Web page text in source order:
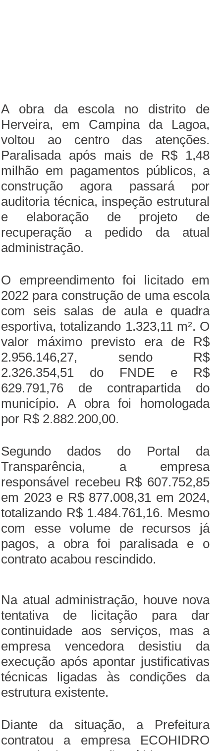
A obra da escola no distrito de
Herveira, em Campina da Lagoa,
voltou ao centro das atenções.
Paralisada após mais de R$ 1,48
milhão em pagamentos públicos, a
construção agora passará por
auditoria técnica, inspeção estrutural
e elaboração de projeto de
recuperação a pedido da atual
administração.
O empreendimento foi licitado em
2022 para construção de uma escola
com seis salas de aula e quadra
esportiva, totalizando 1.323,11 m². O
valor máximo previsto era de R$
2.956.146,27, sendo R$
2.326.354,51 do FNDE e R$
629.791,76 de contrapartida do
município. A obra foi homologada
por R$ 2.882.200,00.
Segundo dados do Portal da
Transparência, a empresa
responsável recebeu R$ 607.752,85
em 2023 e R$ 877.008,31 em 2024,
totalizando R$ 1.484.761,16. Mesmo
com esse volume de recursos já
pagos, a obra foi paralisada e o
contrato acabou rescindido.
Na atual administração, houve nova
tentativa de licitação para dar
continuidade aos serviços, mas a
empresa vencedora desistiu da
execução após apontar justificativas
técnicas ligadas às condições da
estrutura existente.
Diante da situação, a Prefeitura
contratou a empresa ECOHIDRO